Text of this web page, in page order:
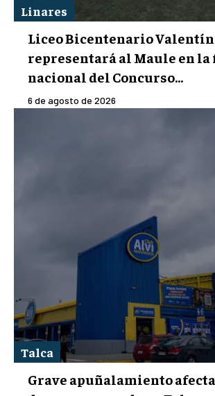
Linares
Liceo Bicentenario
representará al Maule en la
nacional del Concurso...
6 de agosto de 2026
Talca
Grave apuñalamiento